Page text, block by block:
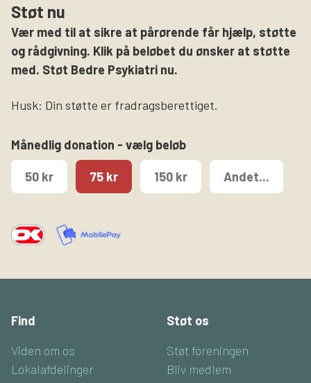
Støt nu
Vær med til at sikre at pårørende får hjælp, støtte
og rådgivning. Klik på beløbet du ønsker at støtte
med. Støt Bedre Psykiatri nu.
Husk: Din støtte er fradragsberettiget.
Månedlig donation - vælg beløb
50 kr 75 kr 150 kr Andet...
Find
Viden om os
Lokalafdelinger
Støt os
Støt foreningen
Bliv medlem